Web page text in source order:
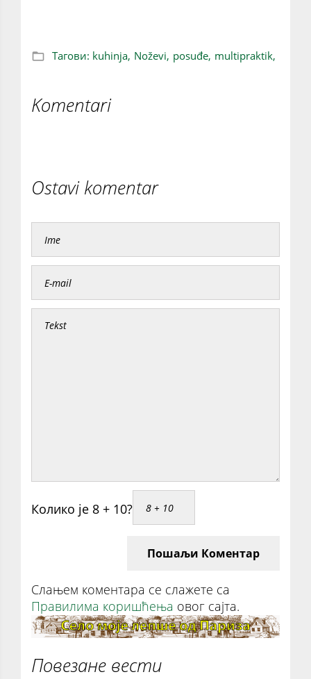
Тагови: kuhinja, Noževi, posuđe, multipraktik,
Komentari
Ostavi komentar
Колико је 8 + 10?
Пошаљи Коментар
Слањем коментара се слажете са
Правилима коришћења овог сајта.
Повезане вести